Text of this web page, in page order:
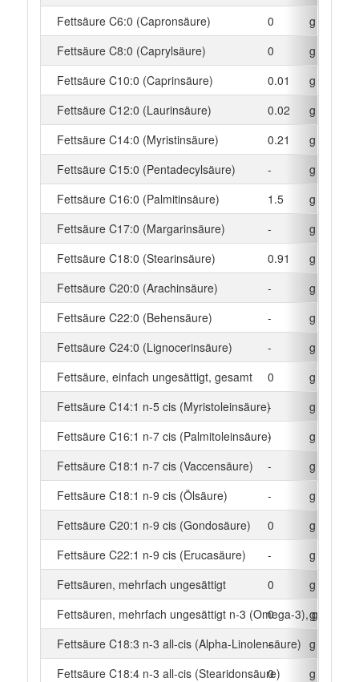
Fettsäure C6:0 (Capronsäure)
0
g
Fettsäure C8:0 (Caprylsäure)
0
g
Fettsäure C10:0 (Caprinsäure)
0.01
g
Fettsäure C12:0 (Laurinsäure)
0.02
g
Fettsäure C14:0 (Myristinsäure)
0.21
g
Fettsäure C15:0 (Pentadecylsäure)
-
g
Fettsäure C16:0 (Palmitinsäure)
1.5
g
Fettsäure C17:0 (Margarinsäure)
-
g
Fettsäure C18:0 (Stearinsäure)
0.91
g
Fettsäure C20:0 (Arachinsäure)
-
g
Fettsäure C22:0 (Behensäure)
-
g
Fettsäure C24:0 (Lignocerinsäure)
-
g
Fettsäure, einfach ungesättigt, gesamt
0
g
Fettsäure C14:1 n-5 cis (Myristoleinsäure)-
g
Fettsäure C16:1 n-7 cis (Palmitoleinsäure)
-
g
Fettsäure C18:1 n-7 cis (Vaccensäure)
-
g
Fettsäure C18:1 n-9 cis (Ölsäure)
-
g
Fettsäure C20:1 n-9 cis (Gondosäure)
0
g
Fettsäure C22:1 n-9 cis (Erucasäure)
-
g
Fettsäuren, mehrfach ungesättigt
0
g
Fettsäuren, mehrfach ungesättigt n-3 (Omega-3), gesamt
0
g
Fettsäure C18:3 n-3 all-cis (Alpha-Linolensäure)
-
g
Fettsäure C18:4 n-3 all-cis (Stearidonsäure)
0
g